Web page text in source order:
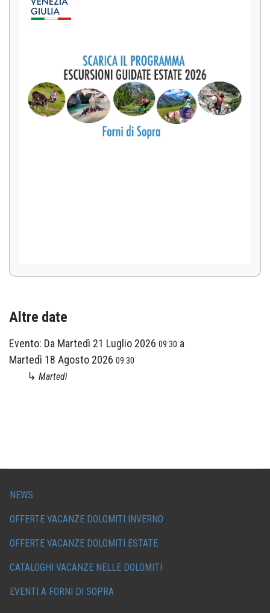
Altre date
Evento: Da Martedì 21 Luglio 2026 09:30 a
Martedì 18 Agosto 2026 09:30
↳ Martedì
NEWS
OFFERTE VACANZE DOLOMITI INVERNO
OFFERTE VACANZE DOLOMITI ESTATE
CATALOGHI VACANZE NELLE DOLOMITI
EVENTI A FORNI DI SOPRA